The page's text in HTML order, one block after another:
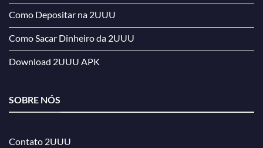
Como Depositar na 2UUU
Como Sacar Dinheiro da 2UUU
Download 2UUU APK
SOBRE NÓS
Contato 2UUU